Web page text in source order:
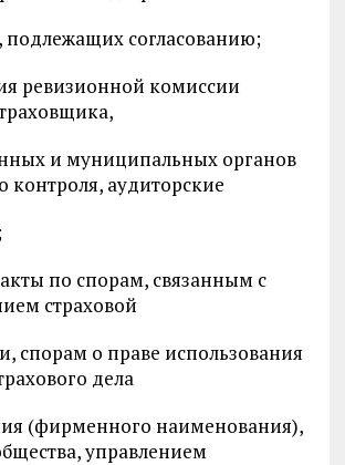
подлежащих согласованию;
ревизионной комиссии
и муниципальных органов
контроля, аудиторские
по спорам, связанным с
страховой
спорам о праве использования
дела
(фирменного наименования),
управлением